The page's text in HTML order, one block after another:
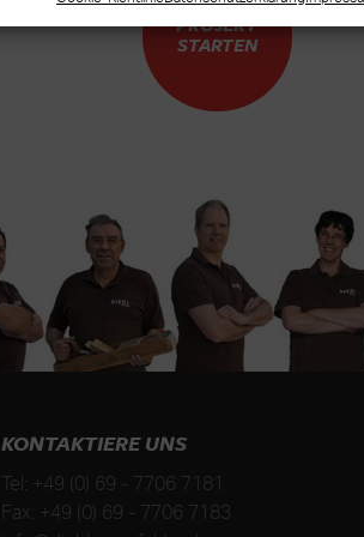
PROJEKT
STARTEN
KONTAKTIERE UNS
Tel: +49 (0) 69 - 7706 7181
Fax: +49 (0) 69 - 7706 7183